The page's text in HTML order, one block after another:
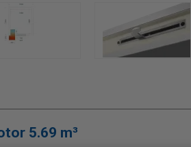
5.69 m³